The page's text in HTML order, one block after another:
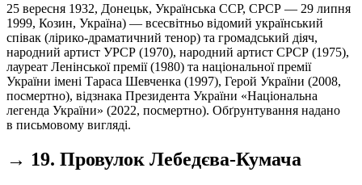
25 вересня 1932, Донецьк, Українська ССР, СРСР — 29 липня
1999, Козин, Україна) — всесвітньо відомий український
співак (лірико-драматичний тенор) та громадський діяч,
народний артист УРСР (1970), народний артист СРСР (1975),
лауреат Ленінської премії (1980) та національної премії
України імені Тараса Шевченка (1997), Герой України (2008,
посмертно), відзнака Президента України «Національна
легенда України» (2022, посмертно). Обґрунтування надано
в письмовому вигляді.
→ 19. Провулок Лебедєва-Кумача